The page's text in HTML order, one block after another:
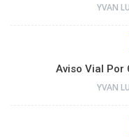
YVAN
Aviso Vial Por
YVAN